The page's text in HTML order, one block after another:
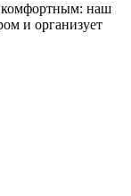
комфортным: наш
и организует